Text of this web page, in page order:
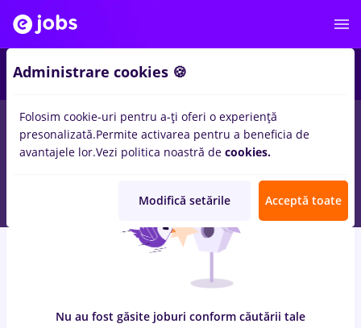
locuri de muncasef de tura, Full timeinStrainatate
Transport / Distributie, Medicina / Sanatate
Nu au fost găsite joburi conform căutării tale
Administrare cookies 🍪
Folosim cookie-uri pentru a-ți oferi o experiență
presonalizată.Permite activarea pentru a beneficia de
avantajele lor.Vezi politica noastră de cookies.
Modifică setările Acceptă toate